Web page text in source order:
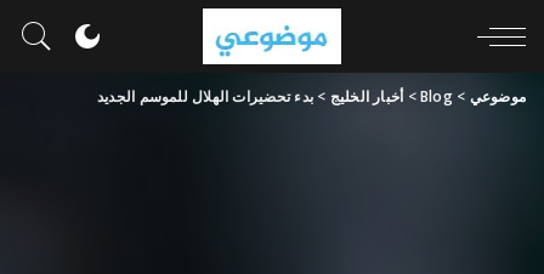
موضوعي >
Blog
> أخبار الخليج >بدء تحضيرات الهلال للموسم الجديد